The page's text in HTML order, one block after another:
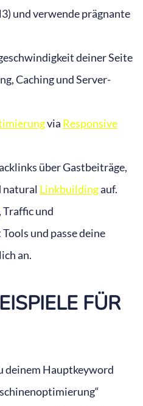
und verwende prägnante
deiner Seite
Caching und Server-
via Responsive
über Gastbeiträge,
natural Linkbuildingauf.
, Traffic und
und passe deine
an.
FÜR
deinem Hauptkeyword